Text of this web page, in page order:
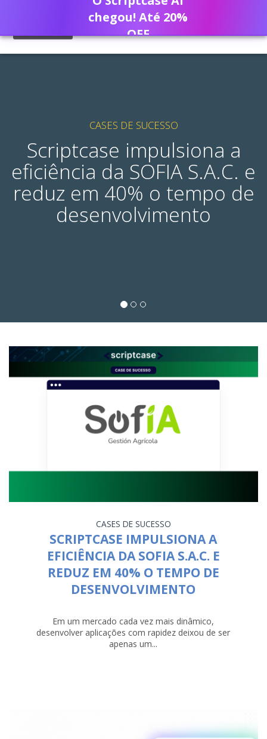
CASES DE SUCESSO
Scriptcase impulsiona a
eficiência da SOFIA S.A.C. e
reduz em 40% o tempo de
desenvolvimento
CASES DE SUCESSO
SCRIPTCASE IMPULSIONA A
EFICIÊNCIA DA SOFIA S.A.C. E
REDUZ EM 40% O TEMPO DE
DESENVOLVIMENTO
Em um mercado cada vez mais dinâmico,
desenvolver aplicações com rapidez deixou de ser
apenas um...
chegou! Até 20%
OFF